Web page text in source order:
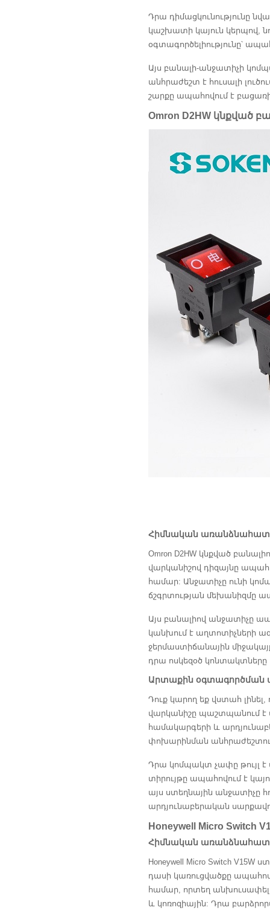
Դրա դիմացկունությունը
կաշխատի կայուն կերպով,
օգտագործելիությունը՝
Այս բանալի-անջատիչի
անհրաժեշտ է հուսալի
շարքը ապահովում է
Omron D2HW կնքված
Հիմնական
Omron D2HW կնքված
վարկանիշով դիզայնը
համար: Անջատիչը ունի
ճշգրտության մեխանիզմը
Այս բանալիով անջատիչը
կանխում է աղտոտիչների
ջերմաստիճանային
դրա ոսկեզօծ կոնտակտները
Արտաքին օգտագործման
Դուք կարող եք վստահ լինել,
վարկանիշը պաշտպանում է
համակարգերի և
փոխարինման
Դրա կոմպակտ չափը թույլ
տիրույթը ապահովում է
այս ստեղնային անջատիչը
արդյունաբերական
Honeywell Micro Switch
Հիմնական
Honeywell Micro Switch
դասի կառուցվածքը
համար, որտեղ
և կոռոզիային: Դրա